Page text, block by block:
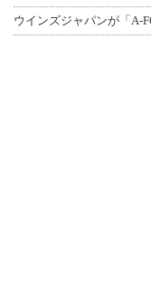
ウインズジャパンが「A-